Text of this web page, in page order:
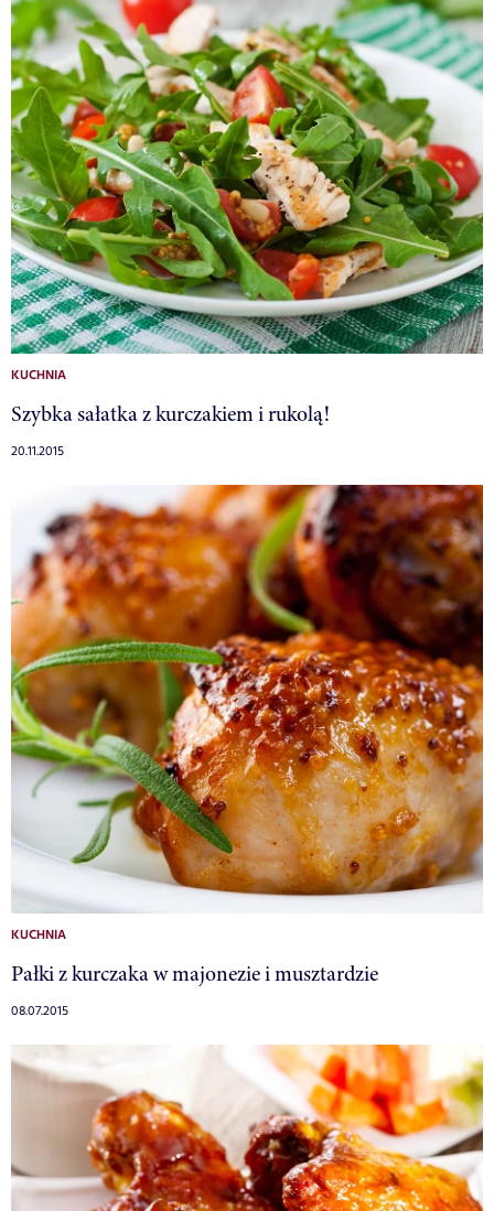
KUCHNIA
Szybka sałatka z kurczakiem i rukolą!
20.11.2015
KUCHNIA
Pałki z kurczaka w majonezie i musztardzie
08.07.2015